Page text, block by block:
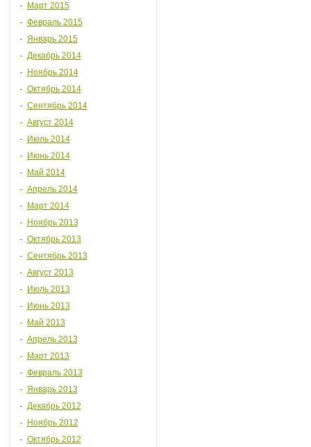
Март 2015
Февраль 2015
Январь 2015
Декабрь 2014
Ноябрь 2014
Октябрь 2014
Сентябрь 2014
Август 2014
Июль 2014
Июнь 2014
Май 2014
Апрель 2014
Март 2014
Ноябрь 2013
Октябрь 2013
Сентябрь 2013
Август 2013
Июль 2013
Июнь 2013
Май 2013
Апрель 2013
Март 2013
Февраль 2013
Январь 2013
Декабрь 2012
Ноябрь 2012
Октябрь 2012